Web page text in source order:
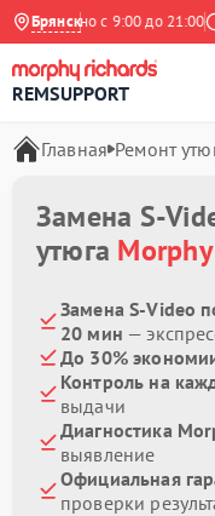
Брянскс 9:00 до 21:00
REMSUPPORT
Главная Ремонт
Замена S-
утюга
Замена S-Video
20 мин —
До 30%
Контроль на
выдачи
Диагностика
выявление
Официальная
проверки